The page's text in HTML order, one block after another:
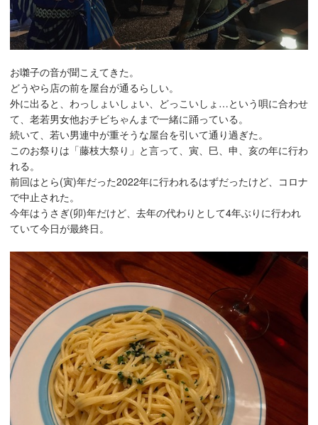
お囃子の音が聞こえてきた。
どうやら店の前を屋台が通るらしい。
外に出ると、わっしょいしょい、どっこいしょ…という唄に合わせ
て、老若男女他おチビちゃんまで一緒に踊っている。
続いて、若い男連中が重そうな屋台を引いて通り過ぎた。
このお祭りは「藤枝大祭り」と言って、寅、巳、申、亥の年に行わ
れる。
前回はとら(寅)年だった2022年に行われるはずだったけど、コロナ
で中止された。
今年はうさぎ(卯)年だけど、去年の代わりとして4年ぶりに行われ
ていて今日が最終日。